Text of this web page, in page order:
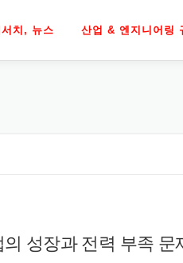
서치, 뉴스 산업 & 엔지니어링
의 성장과 전력 부족 문